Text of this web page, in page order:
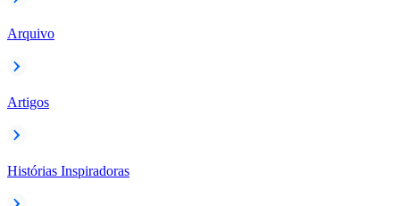
Arquivo
Artigos
Histórias Inspiradoras